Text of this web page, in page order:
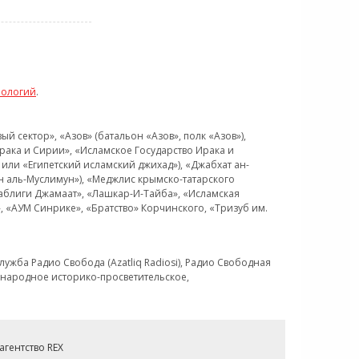
.
«Азов» (батальон «Азов», полк «Азов»),
и Сирии», «Исламское Государство Ирака и
«Египетский исламский джихад»), «Джабхат ан-
Муслимун»), «Меджлис крымско-татарского
Джамаат», «Лашкар-И-Тайба», «Исламская
Синрике», «Братство» Корчинского, «Тризуб им.
Радио Свобода (Azatliq Radiosi), Радио Свободная
историко-просветительское,
REX